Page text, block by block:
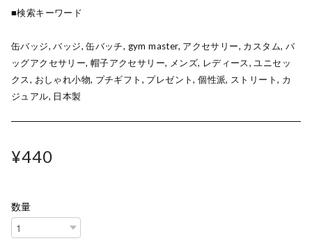
■検索キーワード
缶バッジ, バッジ, 缶バッチ, gym master, アクセサリー, カスタム, バ
ッグアクセサリー, 帽子アクセサリー, メンズ, レディース, ユニセッ
クス, おしゃれ小物, プチギフト, プレゼント, 個性派, ストリート, カ
ジュアル, 日本製
¥440
数量